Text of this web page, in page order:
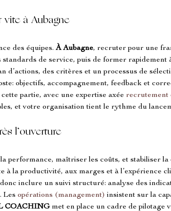
vite à Aubagne
des équipes. À Aubagne, recruter pour une
de service, puis de former rapidement
d’actions, des critères et un processus de
objectifs, accompagnement, feedback et
partie, avec une expertise axée recrutement
et votre organisation tient le rythme du
l’ouverture
performance, maîtriser les coûts, et stabiliser la
à la productivité, aux marges et à l’expérience
inclure un suivi structuré: analyse des
Les opérations (management) insistent sur la
COACHING met en place un cadre de pilotage